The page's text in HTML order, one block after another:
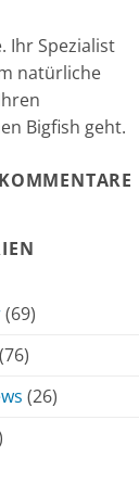
Ihr Spezialist
natürliche
Bigfish geht.
(69)
(76)
(26)